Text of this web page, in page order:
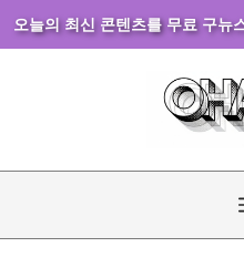
오늘의 최신 콘텐츠를 무료 구뉴
ツ